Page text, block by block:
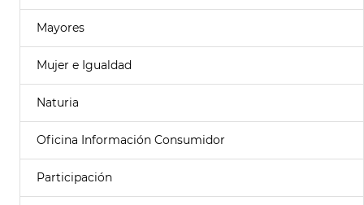
Mayores
Mujer e Igualdad
Naturia
Oficina Información Consumidor
Participación